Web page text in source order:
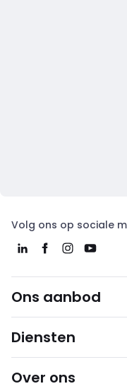
Volg ons op sociale
Ons aanbod
Diensten
Over ons